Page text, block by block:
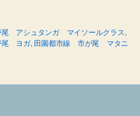
アシュタンガ マイソールクラス,
尾 ヨガ, 田園都市線 市が尾 マタニ